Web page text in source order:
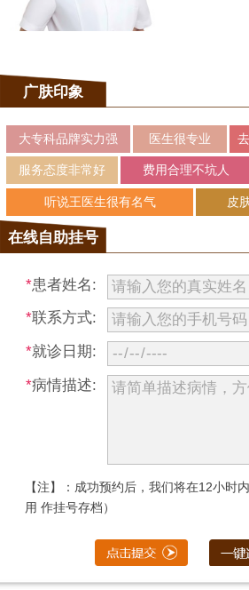
广肤印象
大专科品牌实力强 医生很专业
服务态度非常好 费用合理不坑人
听说王医生很有名气 皮
在线自助挂号
*患者姓名:
*联系方式:
*就诊日期:
*病情描述:
【注】：成功预约后，我们将在12小时
用 作挂号存档）